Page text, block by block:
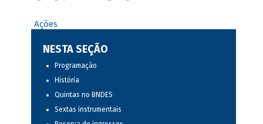
Ações
NESTA SEÇÃO
Programação
História
Quintas no BNDES
Sextas instrumentais